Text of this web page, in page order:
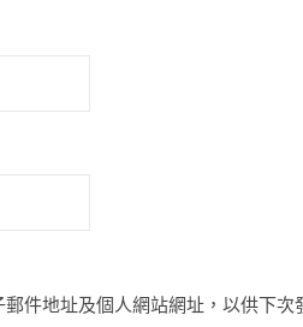
件地址及個人網站網址，以供下次